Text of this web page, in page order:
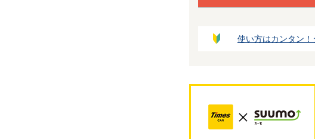
使い方はカンタン